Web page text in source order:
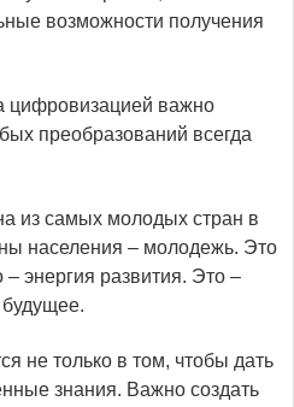
возможности получения
цифровизацией важно
преобразований всегда
из самых молодых стран в
населения – молодежь. Это
– энергия развития. Это –
не только в том, чтобы дать
знания. Важно создать